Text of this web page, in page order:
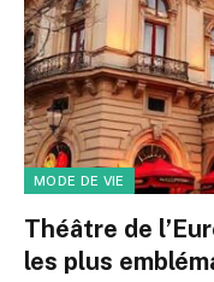
MODE DE VIE
Théâtre de
les plus